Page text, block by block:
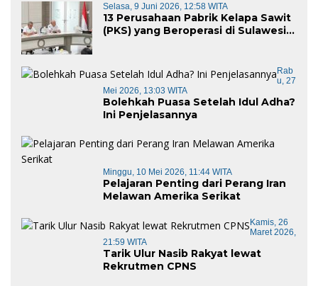
Selasa, 9 Juni 2026, 12:58 WITA
13 Perusahaan Pabrik Kelapa Sawit
(PKS) yang Beroperasi di Sulawesi
Rab
U, 27
Mei 2026, 13:03 WITA
Bolehkah Puasa Setelah Idul Adha?
Ini Penjelasannya
Minggu, 10 Mei 2026, 11:44 WITA
Pelajaran Penting dari Perang Iran
Melawan Amerika Serikat
Kamis, 26
Maret 2026,
21:59 WITA
Tarik Ulur Nasib Rakyat lewat
Rekrutmen CPNS